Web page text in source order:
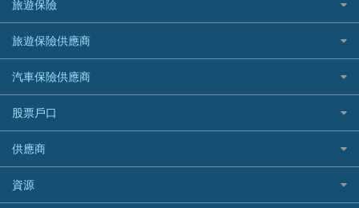
緊急貸款比較
最佳小額貸款比較
易批必批貸款
24小時貸款
最佳循環貸款
HSBC 滙豐銀行貸款
K Cash 貸款
Mox 銀行
National Resources 中潤物業按揭
OCBC 華僑銀行
PrimeCredit 安信信貸
Promise 邦民日本財務
Rabbit Credit月兔信貸
最佳貸款app
台灣遊信用卡攻略
機場貴賓室信用卡
銀聯信用卡
高獎賞信用卡推薦
酒店信用卡
信銀國際
大新銀行
恒生銀行
Standard Chartered渣打銀行
東亞銀行
SIM
Airwallex信用卡
HKTVmall優惠碼
交稅優惠
酒店優惠碼
機票優惠碼
汽車保險
家居保險
家傭保險
寵物保險
定期人壽保險
危疾保險
年金資訊
樓宇火險
旅遊保險
日本旅遊保險及資訊
泰國旅遊保險及資訊
台灣旅遊保險及資訊
韓國旅遊保險及資訊
歐洲旅遊保險及資訊
越南旅遊保險及資訊
澳洲旅遊保險及資訊
長者嘆世界
旅遊保險供應商
AXA 安盛
AIG 美亞
Allianz 安聯
Allied World 世聯
Avo
中國銀行
汽車保險供應商
大新汽車保險
中銀汽車保險
Allianz安聯汽車保險
bolttech保障汽車保險
Zurich蘇黎世汽車保險
股票戶口
富途證券
IB盈透證券
老虎證券
供應商
富途牛牛好唔好？
Webull微牛證券好唔好？
資源